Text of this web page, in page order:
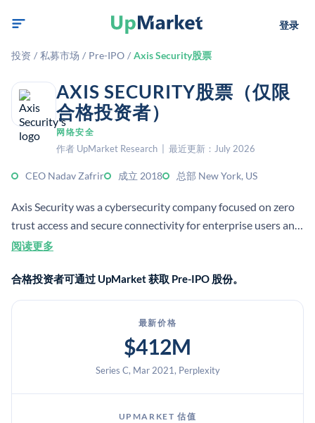
登录
投资 / 私募市场 / Pre-IPO / Axis Security股票
AXIS SECURITY股票（仅限
合格投资者）
网络安全
作者 UpMarket Research | 最近更新：July 2026
CEO Nadav Zafrir 成立 2018 总部 New York, US
Axis Security was a cybersecurity company focused on zero
trust access and secure connectivity for enterprise users and
applications. It was founded in 2018 and was based in New
阅读更多
合格投资者可通过 UpMarket 获取 Pre-IPO 股份。
最新价格
$412M
Series C, Mar 2021, Perplexity
UPMARKET 估值